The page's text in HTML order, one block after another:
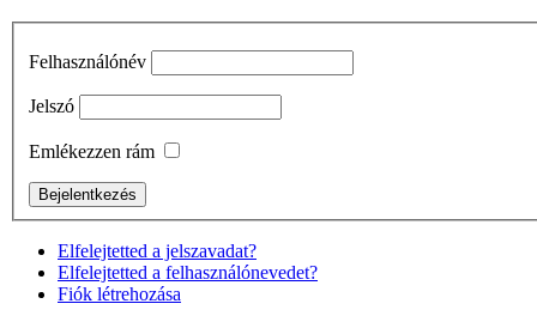
Felhasználónév
Jelszó
Emlékezzen rám
Elfelejtetted a jelszavadat?
Elfelejtetted a felhasználónevedet?
Fiók létrehozása